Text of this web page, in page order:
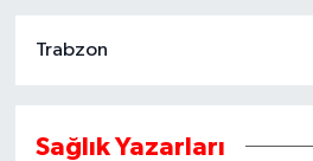
Trabzon
Sağlık Yazarları